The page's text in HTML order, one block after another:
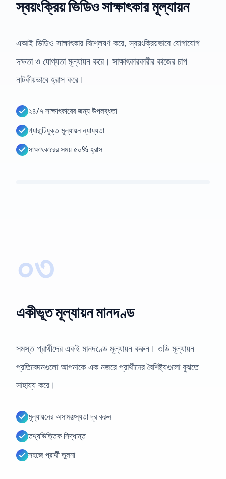
স্বয়ংক্রিয় ভিডিও সাক্ষাৎকার মূল্যায়ন
এআই ভিডিও সাক্ষাৎকার বিশ্লেষণ করে, স্বয়ংক্রিয়ভাবে যোগাযোগ
দক্ষতা ও যোগ্যতা মূল্যায়ন করে। সাক্ষাৎকারকারীর কাজের চাপ
নাটকীয়ভাবে হ্রাস করে।
২৪/৭ সাক্ষাৎকারের জন্য উপলব্ধতা
গ্যারান্টিযুক্ত মূল্যায়ন ন্যায্যতা
সাক্ষাৎকারের সময় ৫০% হ্রাস
০৩
একীভূত মূল্যায়ন মানদণ্ড
সমস্ত প্রার্থীদের একই মানদণ্ডে মূল্যায়ন করুন। ৩ডি মূল্যায়ন
প্রতিবেদনগুলো আপনাকে এক নজরে প্রার্থীদের বৈশিষ্ট্যগুলো বুঝতে
সাহায্য করে।
মূল্যায়নের অসামঞ্জস্যতা দূর করুন
তথ্যভিত্তিক সিদ্ধান্ত
সহজে প্রার্থী তুলনা